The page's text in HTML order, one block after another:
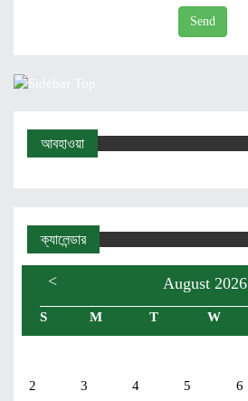
Send
আবহাওয়া
ক্যালেন্ডার
< August 2026
S M T W
2 3 4 5 6